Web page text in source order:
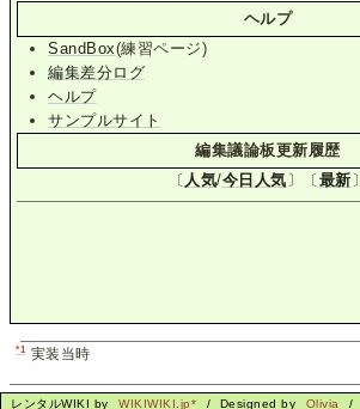
ヘルプ
SandBox(練習ページ)
編集差分ログ
ヘルプ
サンプルサイト
編集議論板更新履歴
〔 人気/今日人気 〕〔 最新 〕
*1 実装当時
レンタルWIKI by WIKIWIKI.jp* / Designed by Olivia /